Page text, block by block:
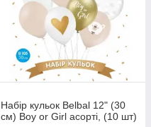
Набір кульок Belbal 12" (30
см) Boy or Girl асорті, (10 шт)